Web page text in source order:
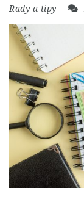
Rady a tipy